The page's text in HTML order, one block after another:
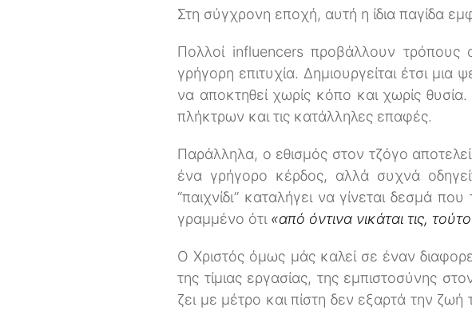
Στη σύγχρονη εποχή, αυτή η ίδια παγίδα
Πολλοί influencers προβάλλουν τρόπους
γρήγορη επιτυχία. Δημιουργείται έτσι μια
να αποκτηθεί χωρίς κόπο και χωρίς
πλήκτρων και τις κατάλληλες επαφές.
Παράλληλα, ο εθισμός στον τζόγο
ένα γρήγορο κέρδος, αλλά συχνά
“παιχνίδι” καταλήγει να γίνεται δεσμά
γραμμένο ότι «από όντινα νικάται τις,
Ο Χριστός όμως μάς καλεί σε έναν
της τίμιας εργασίας, της εμπιστοσύνης
ζει με μέτρο και πίστη δεν εξαρτά την